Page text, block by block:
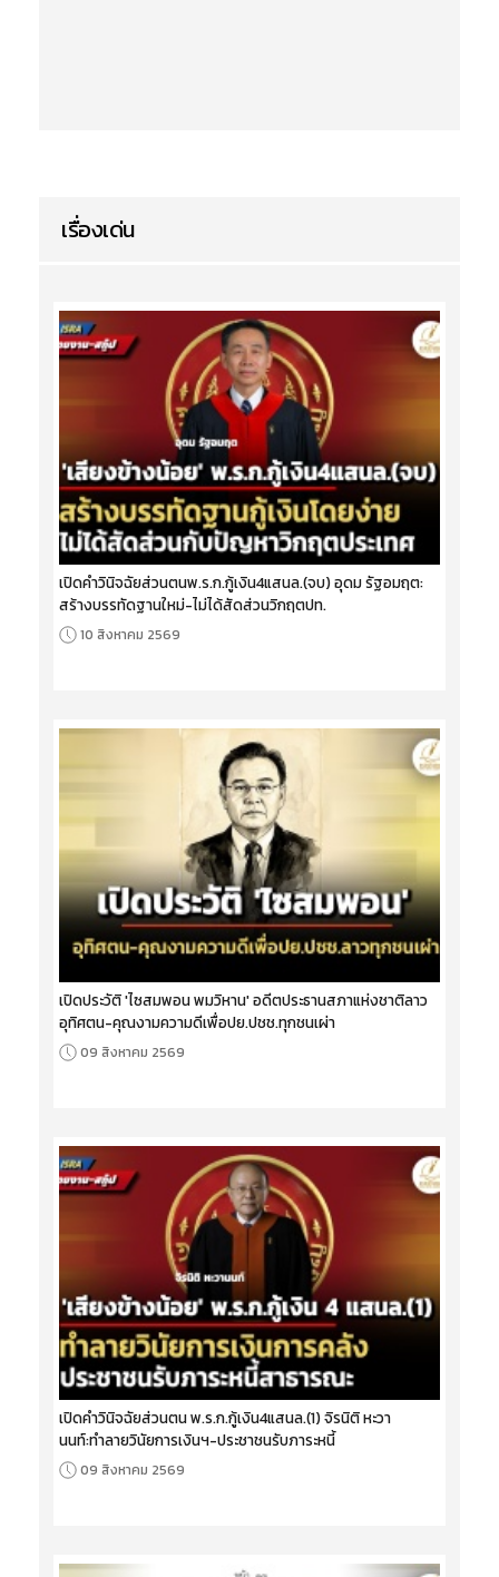
เรื่องเด่น
เปิดคำวินิจฉัยส่วนตนพ.ร.ก.กู้เงิน4แสนล.(จบ) อุดม รัฐอมฤต:
สร้างบรรทัดฐานใหม่-ไม่ได้สัดส่วนวิกฤตปท.
10 สิงหาคม 2569
เปิดประวัติ 'ไซสมพอน พมวิหาน' อดีตประธานสภาแห่งชาติลาว
อุทิศตน-คุณงามความดีเพื่อปย.ปชช.ทุกชนเผ่า
09 สิงหาคม 2569
เปิดคำวินิจฉัยส่วนตน พ.ร.ก.กู้เงิน4แสนล.(1) จิรนิติ หะวา
นนท์:ทำลายวินัยการเงินฯ-ประชาชนรับภาระหนี้
09 สิงหาคม 2569